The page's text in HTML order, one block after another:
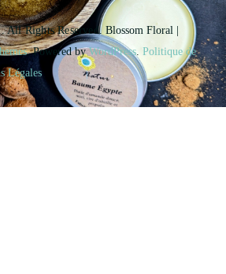
. All Rights Reserved.Blossom Floral |
. Powered byWordPress. Politique de
Légales